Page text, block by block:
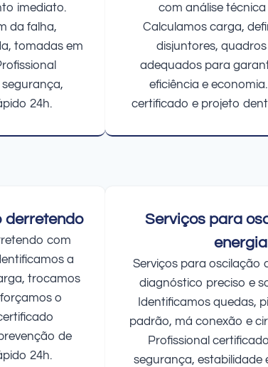
imediato.
da falha,
tomadas em
24h.
com análise
Calculamos carga,
disjuntores,
adequados para
eficiência e
certificado e projeto
derretendo
com
a
trocamos
o
de
24h.
Serviços para
energia
Serviços para oscilação
diagnóstico preciso e
Identificamos quedas,
padrão, má conexão e
Profissional
segurança, estabilidade